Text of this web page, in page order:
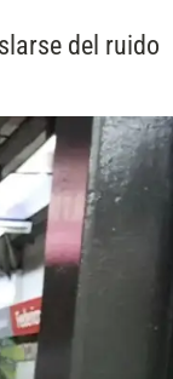
del ruido